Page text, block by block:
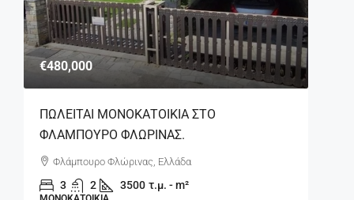
€480,000
ΠΩΛΕΙΤΑΙ ΜΟΝΟΚΑΤΟΙΚΙΑ ΣΤΟ
ΦΛΑΜΠΟΥΡΟ ΦΛΩΡΙΝΑΣ.
Φλάμπουρο Φλώρινας, Ελλάδα
3 2 3500 τ.μ. - m²